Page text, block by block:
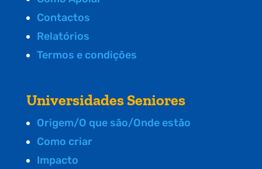
Contactos
Relatórios
Termos e condições
Universidades Seniores
Origem/O que são/Onde estão
Como criar
Impacto